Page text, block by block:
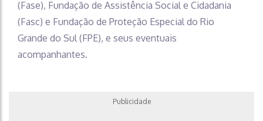
(Fase), Fundação de Assistência Social e Cidadania
(Fasc) e Fundação de Proteção Especial do Rio
Grande do Sul (FPE), e seus eventuais
acompanhantes.
Publicidade